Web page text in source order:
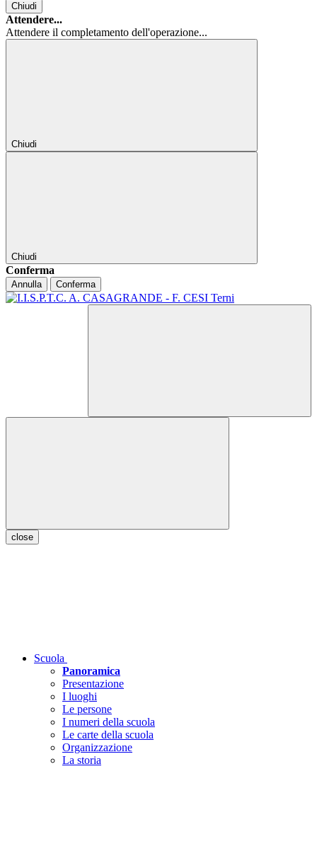
Chiudi
Attendere...
Attendere il completamento dell'operazione...
Chiudi
Chiudi
Conferma
Annulla Conferma
close
Scuola
Panoramica
Presentazione
I luoghi
Le persone
I numeri della scuola
Le carte della scuola
Organizzazione
La storia